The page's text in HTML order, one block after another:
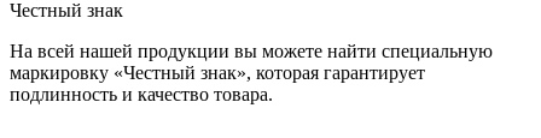
Честный знак
На всей нашей продукции вы можете найти специальную
маркировку «Честный знак», которая гарантирует
подлинность и качество товара.